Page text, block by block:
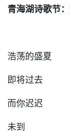
青海湖诗歌节
浩荡的盛夏
即将过去
而你迟迟
未到